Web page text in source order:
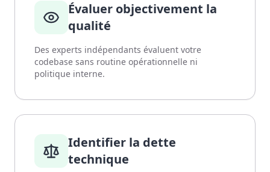
Évaluer objectivement la
qualité
Des experts indépendants évaluent votre
codebase sans routine opérationnelle ni
politique interne.
Identifier la dette
technique